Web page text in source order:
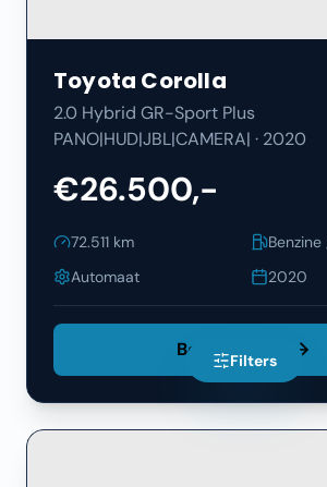
Toyota Corolla
2.0 Hybrid GR-Sport Plus
PANO|HUD|JBL|CAMERA| · 2020
€26.500,-
72.511 km
Automaat
2020
Bekijk Details
Filters